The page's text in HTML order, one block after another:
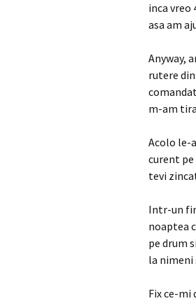
inca vreo
asa am
Anyway,
rutere
m-am
Acolo le-
curent pe
tevi
Intr-un
noaptea
pe drum
la nimeni
Fix ce-mi